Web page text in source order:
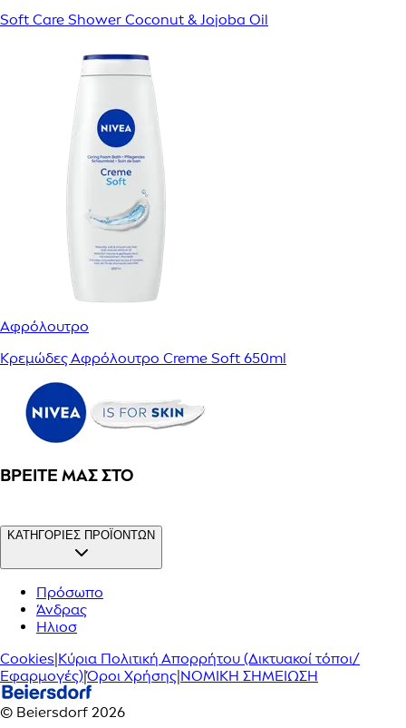
Soft Care Shower Coconut & Jojoba Oil
Αφρόλουτρο
Κρεμώδες Αφρόλουτρο Creme Soft 650ml
ΒΡΕΊΤΕ ΜΑΣ ΣΤΟ
ΚΑΤΗΓΟΡΙΕΣ ΠΡΟΪΟΝΤΩΝ
Πρόσωπο
Άνδρας
Ηλιοσ
Cookies Κύρια Πολιτική Απορρήτου (Δικτυακοί τόποι/
Εφαρμογές)|Όροι Χρήσης ΝΟΜΙΚΗ ΣΗΜΕΙΩΣΗ
© Beiersdorf 2026